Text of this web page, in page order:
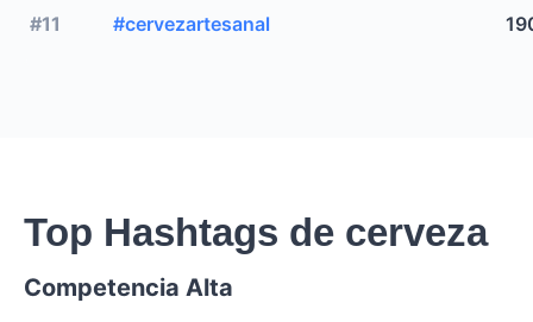
#11 #cervezartesanal
Top Hashtags de cerveza
Competencia Alta